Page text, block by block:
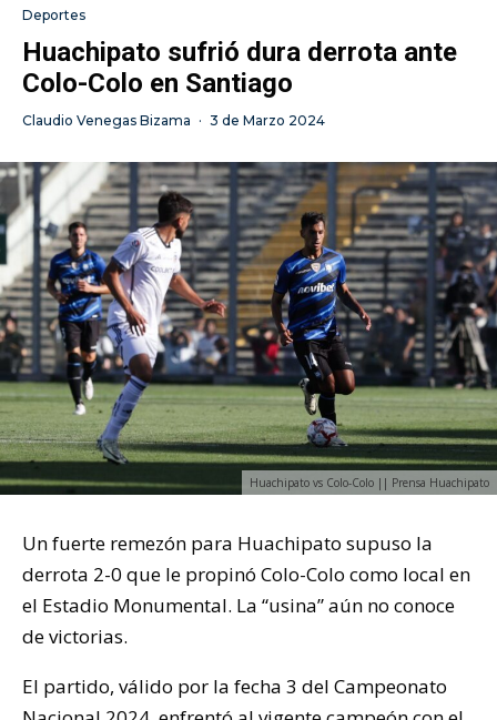
Deportes
Huachipato sufrió dura derrota ante
Colo-Colo en Santiago
Claudio Venegas Bizama · 3 de Marzo 2024
Huachipato vs Colo-Colo || Prensa Huachipato
Un fuerte remezón para Huachipato supuso la
derrota 2-0 que le propinó Colo-Colo como local en
el Estadio Monumental. La “usina” aún no conoce
de victorias.
El partido, válido por la fecha 3 del Campeonato